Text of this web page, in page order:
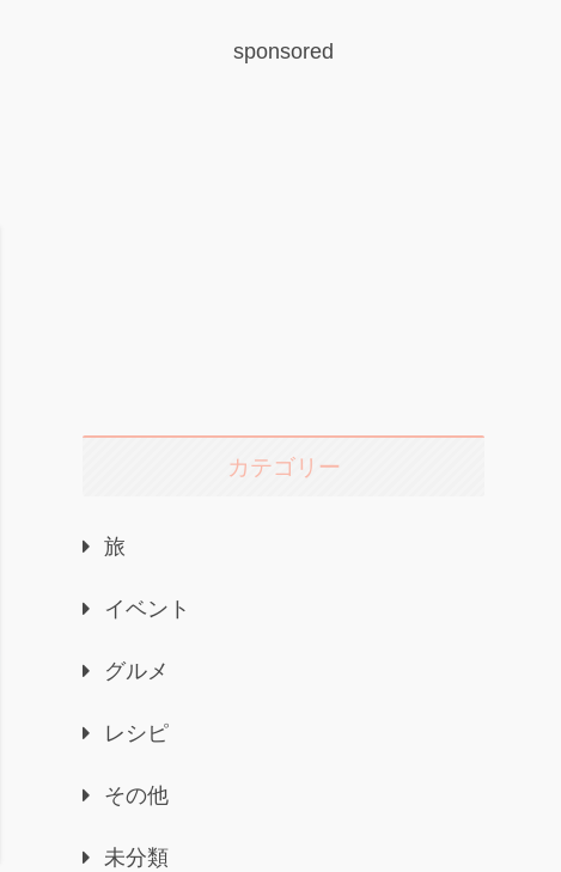
sponsored
カテゴリー
旅
イベント
グルメ
レシピ
その他
未分類